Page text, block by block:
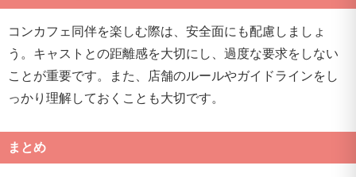
コンカフェ同伴を楽しむ際は、安全面にも配慮しましょ
う。キャストとの距離感を大切にし、過度な要求をしない
ことが重要です。また、店舗のルールやガイドラインをし
っかり理解しておくことも大切です。
まとめ